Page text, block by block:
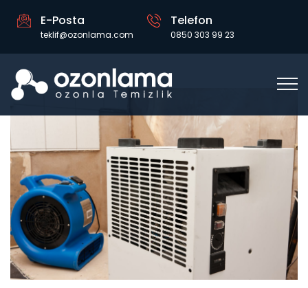
E-Posta
teklif@ozonlama.com
Telefon
0850 303 99 23